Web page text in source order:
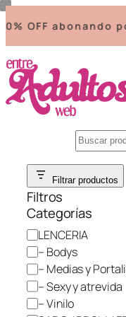
OFF abonando
Buscar
Saltar
contenido
Filtrar productos
Filtros
Categorías
C
a
t
e
g
o
LENCERIA
– Bodys
– Medias y
– Sexy y atrevida
– Vinilo